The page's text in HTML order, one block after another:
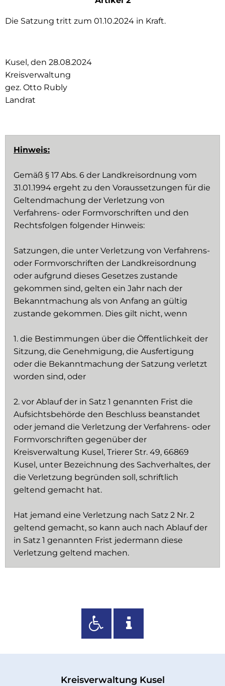
Die Satzung tritt zum 01.10.2024 in Kraft.
Kusel, den 28.08.2024
Kreisverwaltung
gez. Otto Rubly
Landrat
Hinweis:
Gemäß § 17 Abs. 6 der Landkreisordnung vom
31.01.1994 ergeht zu den Voraussetzungen für die
Geltendmachung der Verletzung von
Verfahrens- oder Formvorschriften und den
Rechtsfolgen folgender Hinweis:
Satzungen, die unter Verletzung von Verfahrens-
oder Formvorschriften der Landkreisordnung
oder aufgrund dieses Gesetzes zustande
gekommen sind, gelten ein Jahr nach der
Bekanntmachung als von Anfang an gültig
zustande gekommen. Dies gilt nicht, wenn
1. die Bestimmungen über die Öffentlichkeit der
Sitzung, die Genehmigung, die Ausfertigung
oder die Bekanntmachung der Satzung verletzt
worden sind, oder
2. vor Ablauf der in Satz 1 genannten Frist die
Aufsichtsbehörde den Beschluss beanstandet
oder jemand die Verletzung der Verfahrens- oder
Formvorschriften gegenüber der
Kreisverwaltung Kusel, Trierer Str. 49, 66869
Kusel, unter Bezeichnung des Sachverhaltes, der
die Verletzung begründen soll, schriftlich
geltend gemacht hat.
Hat jemand eine Verletzung nach Satz 2 Nr. 2
geltend gemacht, so kann auch nach Ablauf der
in Satz 1 genannten Frist jedermann diese
Verletzung geltend machen.
Kreisverwaltung Kusel